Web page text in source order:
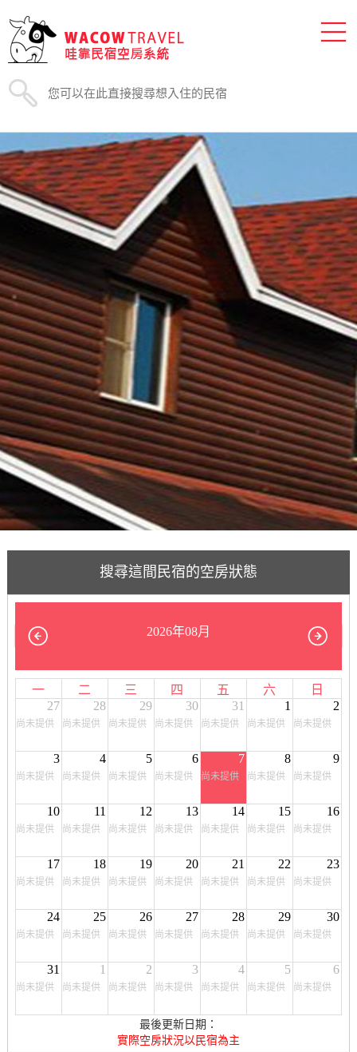
搜尋這間民宿的空房狀態
2026年08月
一 二 三 四 五 六
日
27
尚未提供
28
尚未提供
29
尚未提供
30
尚未提供
31
尚未提供
1
尚未提供
2
尚未提供
3
尚未提供
4
尚未提供
5
尚未提供
6
尚未提供
7
尚未提供
8
尚未提供
9
尚未提供
10
尚未提供
11
尚未提供
12
尚未提供
13
尚未提供
14
尚未提供
15
尚未提供
16
尚未提供
17
尚未提供
18
尚未提供
19
尚未提供
20
尚未提供
21
尚未提供
22
尚未提供
23
尚未提供
24
尚未提供
25
尚未提供
26
尚未提供
27
尚未提供
28
尚未提供
29
尚未提供
30
尚未提供
31
尚未提供
1
尚未提供
2
尚未提供
3
尚未提供
4
尚未提供
5
尚未提供
6
尚未提供
最後更新日期：
實際空房狀況以民宿為主